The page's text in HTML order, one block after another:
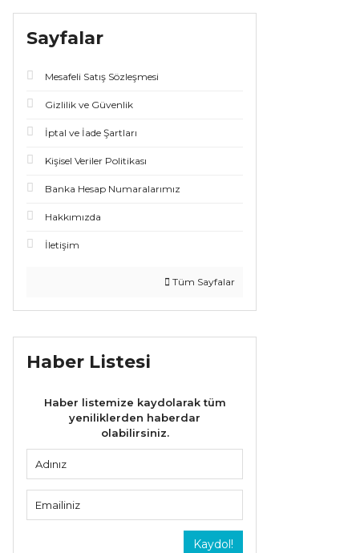
Sayfalar
Mesafeli Satış Sözleşmesi
Gizlilik ve Güvenlik
İptal ve İade Şartları
Kişisel Veriler Politikası
Banka Hesap Numaralarımız
Hakkımızda
İletişim
Tüm Sayfalar
Haber Listesi
Haber listemize kaydolarak tüm
yeniliklerden haberdar
olabilirsiniz.
Kaydol!